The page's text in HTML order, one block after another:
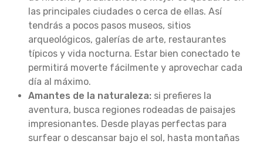
las principales ciudades o cerca de ellas. Así
tendrás a pocos pasos museos, sitios
arqueológicos, galerías de arte, restaurantes
típicos y vida nocturna. Estar bien conectado te
permitirá moverte fácilmente y aprovechar cada
día al máximo.
Amantes de la naturaleza: si prefieres la
aventura, busca regiones rodeadas de paisajes
impresionantes. Desde playas perfectas para
surfear o descansar bajo el sol, hasta montañas